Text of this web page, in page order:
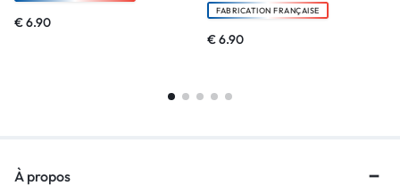
€6.90
FABRICATION FRANÇAISE
€6.90
À propos